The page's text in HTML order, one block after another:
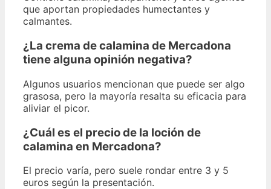
que aportan propiedades humectantes y
calmantes.
¿La crema de calamina de Mercadona
tiene alguna opinión negativa?
Algunos usuarios mencionan que puede ser algo
grasosa, pero la mayoría resalta su eficacia para
aliviar el picor.
¿Cuál es el precio de la loción de
calamina en Mercadona?
El precio varía, pero suele rondar entre 3 y 5
euros según la presentación.